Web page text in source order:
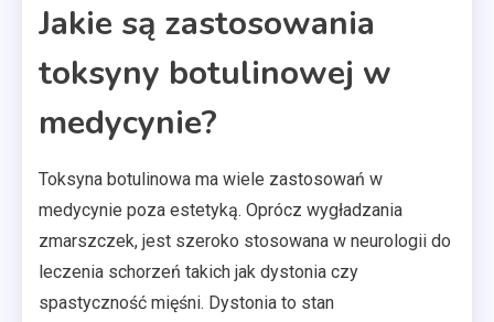
Jakie są zastosowania
toksyny botulinowej w
medycynie?
Toksyna botulinowa ma wiele zastosowań w
medycynie poza estetyką. Oprócz wygładzania
zmarszczek, jest szeroko stosowana w neurologii do
leczenia schorzeń takich jak dystonia czy
spastyczność mięśni. Dystonia to stan